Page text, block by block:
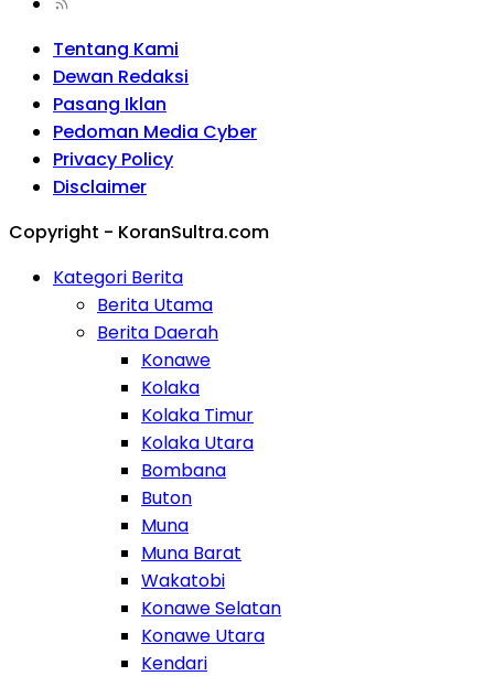
Tentang Kami
Dewan Redaksi
Pasang Iklan
Pedoman Media Cyber
Privacy Policy
Disclaimer
Copyright - KoranSultra.com
Kategori Berita
Berita Utama
Berita Daerah
Konawe
Kolaka
Kolaka Timur
Kolaka Utara
Bombana
Buton
Muna
Muna Barat
Wakatobi
Konawe Selatan
Konawe Utara
Kendari